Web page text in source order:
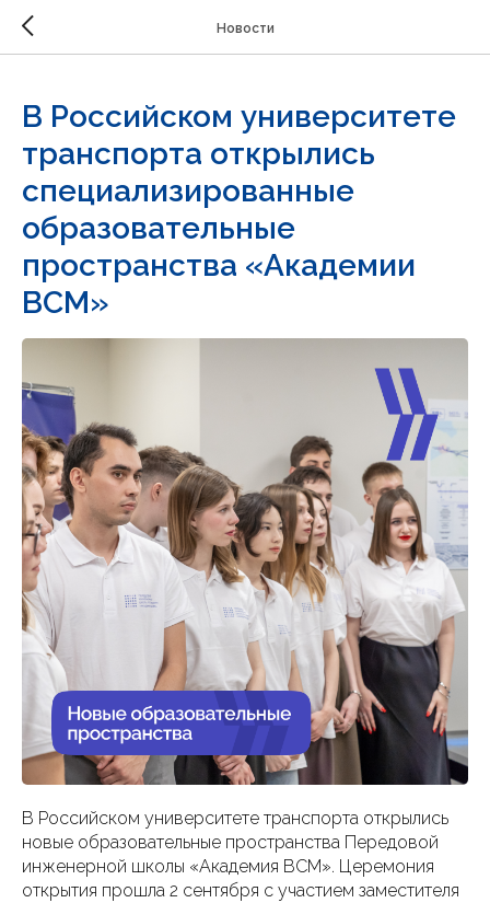
Новости
В Российском университете
транспорта открылись
специализированные
образовательные
пространства «Академии
ВСМ»
В Российском университете транспорта открылись
новые образовательные пространства Передовой
инженерной школы «Академия ВСМ». Церемония
открытия прошла 2 сентября с участием заместителя